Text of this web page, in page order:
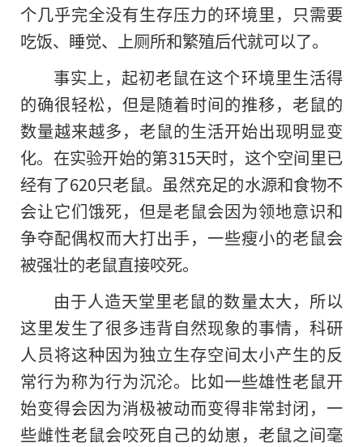
个几乎完全没有生存压力的环境里，只需要
吃饭、睡觉、上厕所和繁殖后代就可以了。
事实上，起初老鼠在这个环境里生活得
的确很轻松，但是随着时间的推移，老鼠的
数量越来越多，老鼠的生活开始出现明显变
化。在实验开始的第315天时，这个空间里已
经有了620只老鼠。虽然充足的水源和食物不
会让它们饿死，但是老鼠会因为领地意识和
争夺配偶权而大打出手，一些瘦小的老鼠会
被强壮的老鼠直接咬死。
由于人造天堂里老鼠的数量太大，所以
这里发生了很多违背自然现象的事情，科研
人员将这种因为独立生存空间太小产生的反
常行为称为行为沉沦。比如一些雄性老鼠开
始变得会因为消极被动而变得非常封闭，一
些雌性老鼠会咬死自己的幼崽，老鼠之间毫